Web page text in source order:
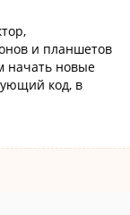
и планшетов
начать новые
код, в